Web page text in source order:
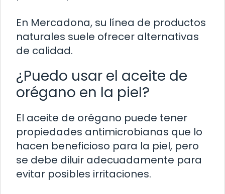
En Mercadona, su línea de productos
naturales suele ofrecer alternativas
de calidad.
¿Puedo usar el aceite de
orégano en la piel?
El aceite de orégano puede tener
propiedades antimicrobianas que lo
hacen beneficioso para la piel, pero
se debe diluir adecuadamente para
evitar posibles irritaciones.